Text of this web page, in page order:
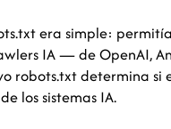
era simple:
IA — de OpenAI,
robots.txt determina
los sistemas IA.